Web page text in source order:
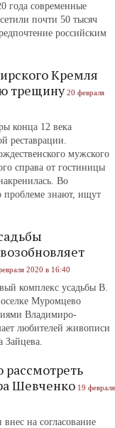
года современные
почти 50 тысяч
российским
Кремля
трещину 20 февраля
конца 12 века
реставрации.
мужского
справа от гостиницы
Во
проблеме знают, ищут
2020 в 16:40
комплекс усадьбы В.
Муромцево
Владимиро-
любителей живописи
Зайцева.
Шевченко 19 февраля
на согласование